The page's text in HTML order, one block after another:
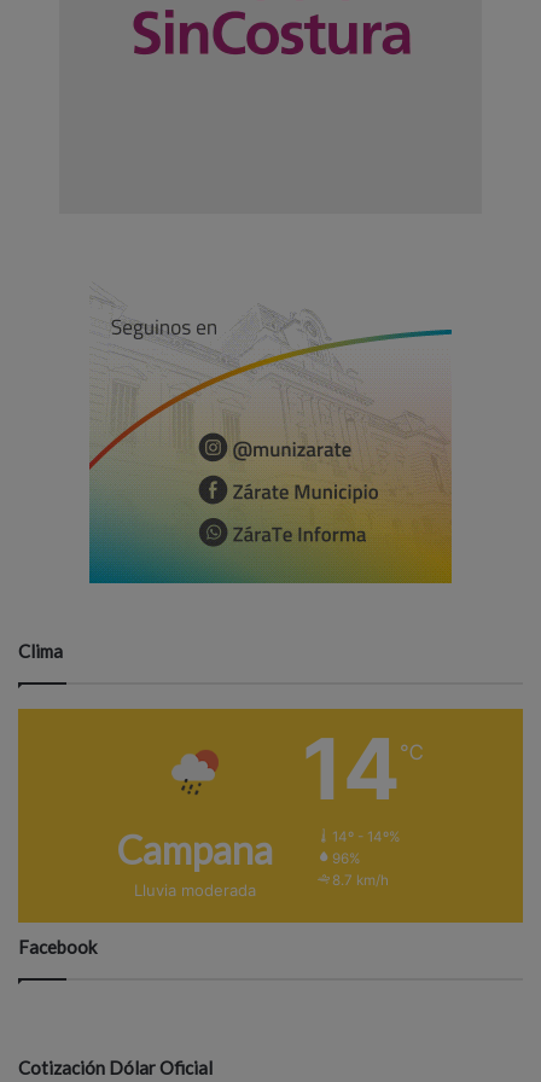
Clima
Campana
Lluvia moderada
14℃
14º - 14º%
96%
8.7 km/h
Facebook
Cotización Dólar Oficial